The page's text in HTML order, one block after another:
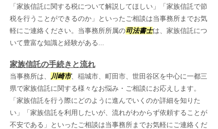
「家族信託に関する税について解説してほしい」「家族信託で節
税を行うことができるのか」といったご相談は当事務所までお気
軽にご連絡ください。当事務所所属の司法書士は、家族信託につ
いて豊富な知識と経験がある...
家族信託の手続きと流れ
当事務所は、 川崎市、稲城市、町田市、世田谷区を中心に一都三
県で家族信託に関する様々なお悩み・ご相談にお応えします。
「家族信託を行う際にどのように進んでいくのか詳細を知りた
い」「家族信託を利用したいが、流れがわからず依頼することが
不安である」といったご相談は当事務所までお気軽にご連絡くだ